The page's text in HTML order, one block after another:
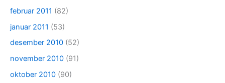
februar 2011 (82)
januar 2011 (53)
desember 2010 (52)
november 2010 (91)
oktober 2010 (90)